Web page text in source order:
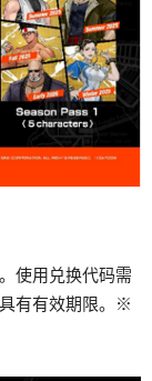
使用兑换代码需
有有效期限。※